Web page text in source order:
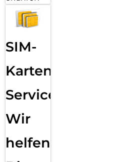
SIM-
Karten
Service:
Wir
helfen